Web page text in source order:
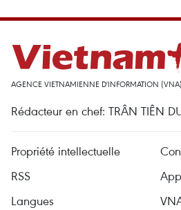
AGENCE VIETNAMIENNE D'INFORMATION (VNA)
Rédacteur en chef: TRÂN TIÊN
Propriété intellectuelle
RSS
Langues